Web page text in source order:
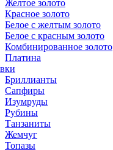
Желтое золото
Красное золото
Белое с желтым золото
Белое с красным золото
Комбинированное золото
Платина
Бриллианты
Сапфиры
Изумруды
Рубины
Танзаниты
Жемчуг
Топазы